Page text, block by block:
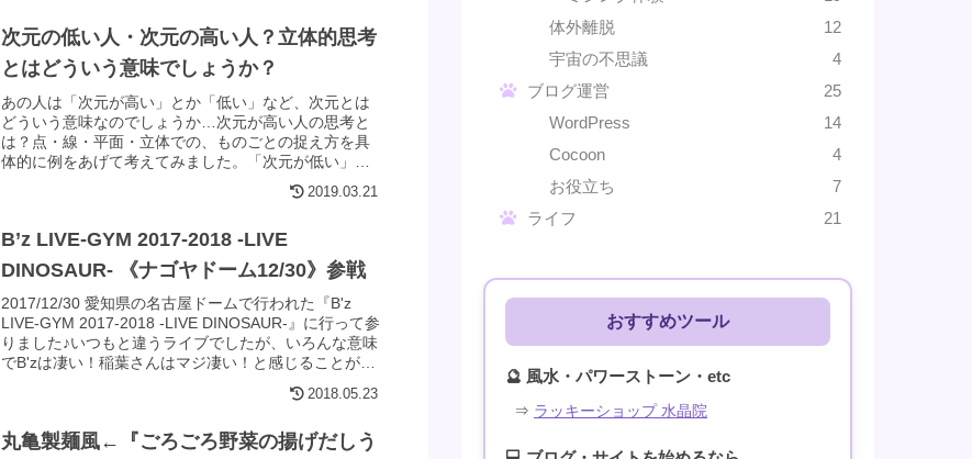
次元の低い人・次元の高い人？立体的思考
とはどういう意味でしょうか？
あの人は「次元が高い」とか「低い」など、次元とは
どういう意味なのでしょうか…次元が高い人の思考と
は？点・線・平面・立体での、ものごとの捉え方を具
体的に例をあげて考えてみました。「次元が低い」と
言われない為にはどうすればいいのでしょうか。
2019.03.21
B’z LIVE-GYM 2017-2018 -LIVE
DINOSAUR- 《ナゴヤドーム12/30》参戦
2017/12/30 愛知県の名古屋ドームで行われた『B'z
LIVE-GYM 2017-2018 -LIVE DINOSAUR-』に行って参
りました♪いつもと違うライブでしたが、いろんな意味
でB'zは凄い！稲葉さんはマジ凄い！と感じることがで
きたこと。そしてこれからもB'zファンでいたい！と思
った出来事など感想を書いてみました。30周年もみん
2018.05.23
丸亀製麺風←『ごろごろ野菜の揚げだしう
体外離脱
12
宇宙の不思議
4
ブログ運営
25
WordPress
14
Cocoon
4
お役立ち
7
ライフ
21
おすすめツール
🔮 風水・パワーストーン・etc
⇒ ラッキーショップ 水晶院